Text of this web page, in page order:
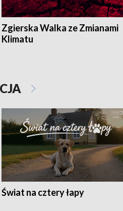
Zgierska Walka ze Zmianami
Klimatu
Świat na cztery łapy